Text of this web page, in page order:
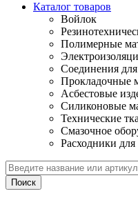
Каталог товаров
Войлок
Полимерные
Соединения
Прокладочные
Асбестовые
Силиконовые
Технические
Смазочное
Расходники